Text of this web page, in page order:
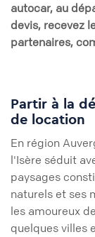
autocar, au
devis, recevez
partenaires,
Partir à la
de location
En région
l'Isère séduit
paysages
naturels et ses
les amoureux
quelques villes